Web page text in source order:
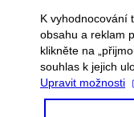
K vyhodnocování
obsahu a reklam
klikněte na
souhlas k jejich
Upravit možnosti